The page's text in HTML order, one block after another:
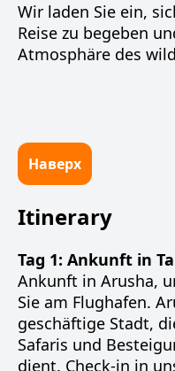
Wir laden Sie ein,
Reise zu begeben
Atmosphäre des
Наверх
Itinerary
Tag 1: Ankunft in
Ankunft in Arusha,
Sie am Flughafen.
geschäftige Stadt,
Safaris und
dient. Check-in in